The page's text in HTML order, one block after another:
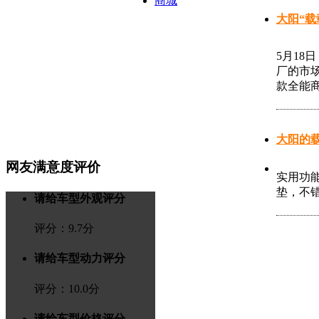
大阳“
5月18
厂的市
款全能
大阳的
实用功
垫，不
网友满意度评价
请给车型外观评分
评分： 9.7分
请给车型动力评分
评分： 10.0分